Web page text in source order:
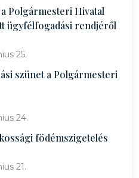
Polgármesteri Hivatal
ügyfélfogadási rendjéről
25.
szünet a Polgármesteri
24.
födémszigetelés
21.